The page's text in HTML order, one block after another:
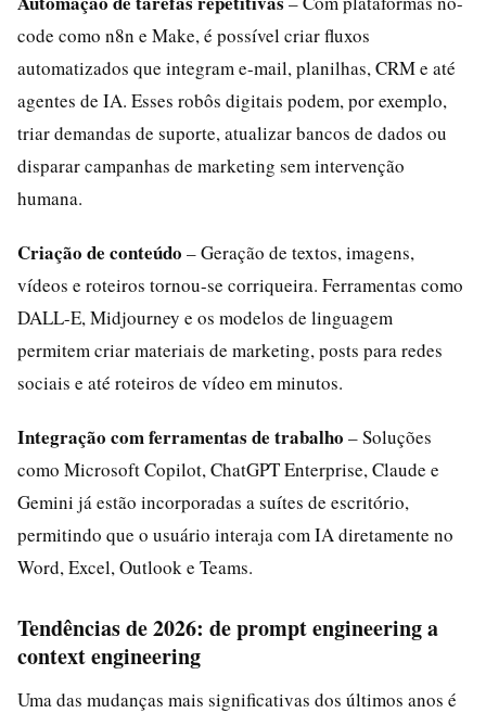
code como n8n e Make, é possível criar fluxos
automatizados que integram e-mail, planilhas, CRM e até
agentes de IA. Esses robôs digitais podem, por exemplo,
triar demandas de suporte, atualizar bancos de dados ou
disparar campanhas de marketing sem intervenção
humana.
Criação de conteúdo – Geração de textos, imagens,
vídeos e roteiros tornou-se corriqueira. Ferramentas como
DALL-E, Midjourney e os modelos de linguagem
permitem criar materiais de marketing, posts para redes
sociais e até roteiros de vídeo em minutos.
Integração com ferramentas de trabalho – Soluções
como Microsoft Copilot, ChatGPT Enterprise, Claude e
Gemini já estão incorporadas a suítes de escritório,
permitindo que o usuário interaja com IA diretamente no
Word, Excel, Outlook e Teams.
Tendências de 2026: de prompt engineering a
context engineering
Uma das mudanças mais significativas dos últimos anos é